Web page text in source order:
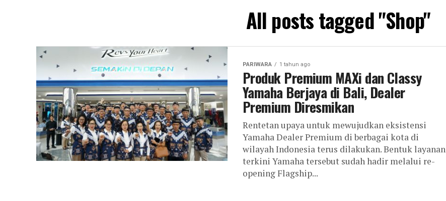
All posts tagged "Shop"
PARIWARA 1 tahun ago
Produk Premium MAXi dan Classy
Yamaha Berjaya di Bali, Dealer
Premium Diresmikan
Rentetan upaya untuk mewujudkan eksistensi
Yamaha Dealer Premium di berbagai kota di
wilayah Indonesia terus dilakukan. Bentuk layanan
terkini Yamaha tersebut sudah hadir melalui re-
opening Flagship...